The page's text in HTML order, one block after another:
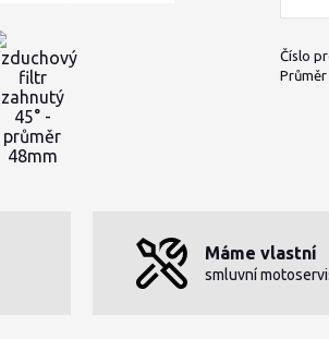
Číslo
Máme vlastní
smluvní